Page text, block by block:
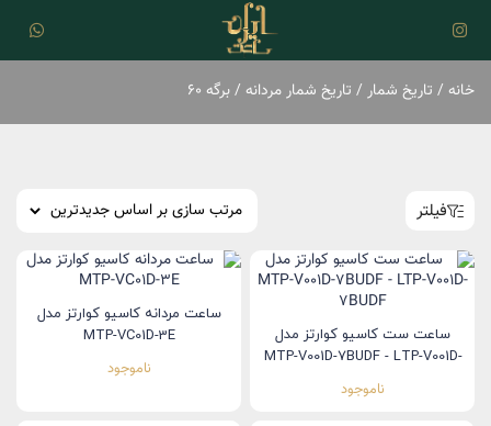
خانه / تاریخ شمار / تاریخ شمار مردانه / برگه 60
فیلتر
ساعت ست کاسیو کوارتز مدل
MTP-V001D-7BUDF - LTP-V001D-
7BUDF
ناموجود
ساعت مردانه کاسیو کوارتز مدل
MTP-VC01D-3E
ناموجود